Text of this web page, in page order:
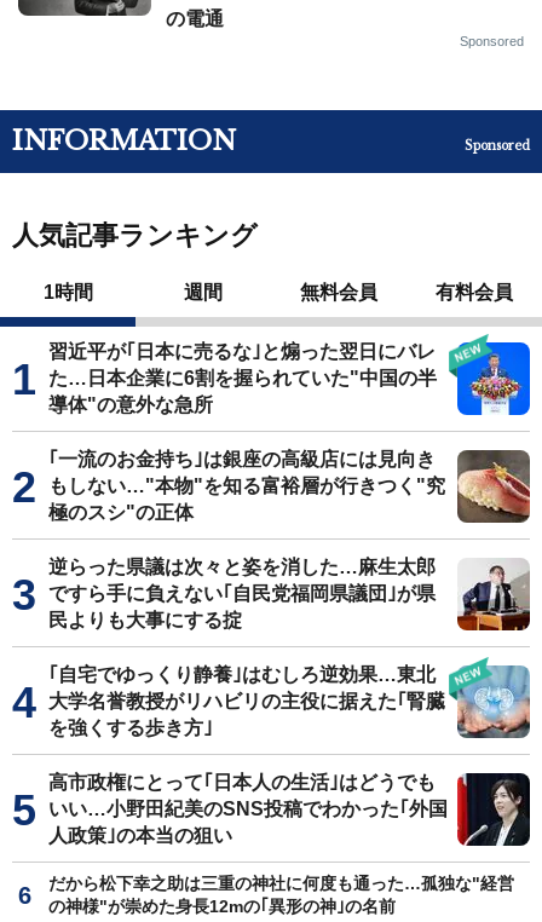
の電通
Sponsored
INFORMATION Sponsored
人気記事ランキング
1時間 週間 無料会員 有料会員
習近平が｢日本に売るな｣と煽った翌日にバレ
た…日本企業に6割を握られていた"中国の半
導体"の意外な急所
｢一流のお金持ち｣は銀座の高級店には見向き
もしない…"本物"を知る富裕層が行きつく"究
極のスシ"の正体
逆らった県議は次々と姿を消した…麻生太郎
ですら手に負えない｢自民党福岡県議団｣が県
民よりも大事にする掟
｢自宅でゆっくり静養｣はむしろ逆効果…東北
大学名誉教授がリハビリの主役に据えた｢腎臓
を強くする歩き方｣
高市政権にとって｢日本人の生活｣はどうでも
いい…小野田紀美のSNS投稿でわかった｢外国
人政策｣の本当の狙い
だから松下幸之助は三重の神社に何度も通った…孤独な"経営
の神様"が崇めた身長12mの｢異形の神｣の名前